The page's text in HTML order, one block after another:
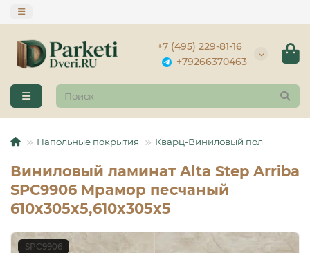
+7 (495) 229-81-16
+79266370463
Напольные покрытия Кварц-Виниловый пол
Виниловый ламинат Alta Step Arriba
SPC9906 Мрамор песчаный
610x305x5,610x305x5
SPC9906